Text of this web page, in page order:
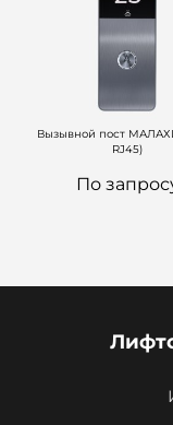
Вызывной пост
RJ45)
По